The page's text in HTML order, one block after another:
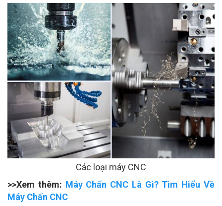
Các loại máy CNC
>>Xem thêm: Máy Chấn CNC Là Gì? Tìm Hiểu Về
Máy Chấn CNC